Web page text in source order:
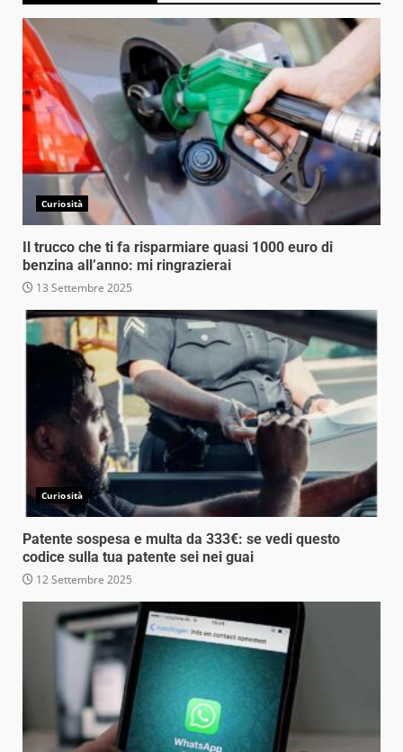
Curiosità
Il trucco che ti fa risparmiare quasi 1000 euro di
benzina all’anno: mi ringrazierai
13 Settembre 2025
Curiosità
Patente sospesa e multa da 333€: se vedi questo
codice sulla tua patente sei nei guai
12 Settembre 2025